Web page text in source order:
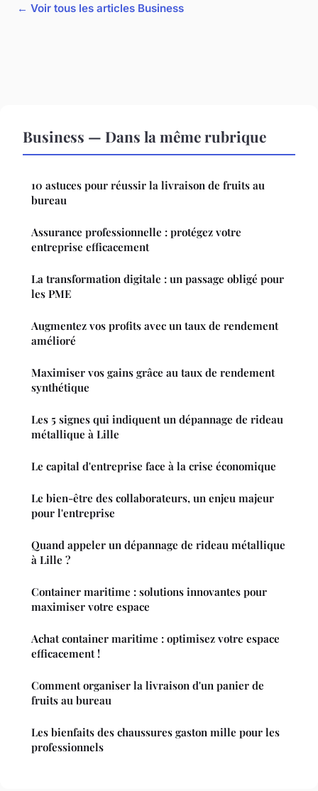
← Voir tous les articles Business
Business — Dans la même rubrique
10 astuces pour réussir la livraison de fruits au
bureau
Assurance professionnelle : protégez votre
entreprise efficacement
La transformation digitale : un passage obligé pour
les PME
Augmentez vos profits avec un taux de rendement
amélioré
Maximiser vos gains grâce au taux de rendement
synthétique
Les 5 signes qui indiquent un dépannage de rideau
métallique à Lille
Le capital d'entreprise face à la crise économique
Le bien-être des collaborateurs, un enjeu majeur
pour l'entreprise
Quand appeler un dépannage de rideau métallique
à Lille ?
Container maritime : solutions innovantes pour
maximiser votre espace
Achat container maritime : optimisez votre espace
efficacement !
Comment organiser la livraison d'un panier de
fruits au bureau
Les bienfaits des chaussures gaston mille pour les
professionnels